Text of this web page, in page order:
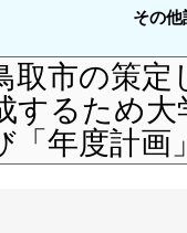
その
取市の策定
するため
「年度計画